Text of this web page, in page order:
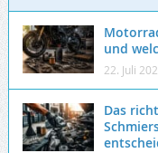
und
22. Juli
Das